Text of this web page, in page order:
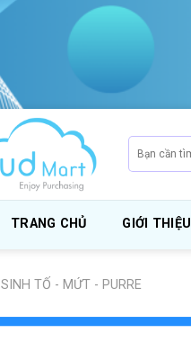
for:
TRANG CHỦ GIỚI THIỆU
SINH TỐ - MỨT - PURRE